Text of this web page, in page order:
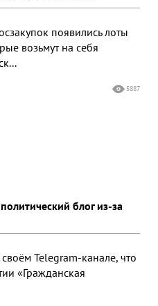
появились лоты
возьмут на себя
5887
блог из-за
Telegram-канале, что
«Гражданская